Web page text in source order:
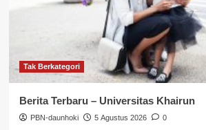
Tak Berkategori
Berita Terbaru – Universitas Khairun
PBN-daunhoki 5 Agustus 2026 0